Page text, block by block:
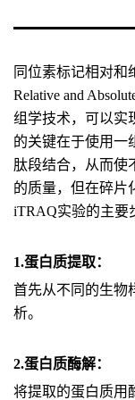
同位素标记相对和
Relative and
组学技术，可以实
的关键在于使用一
肽段结合，从而使
的质量，但在碎片
iTRAQ实验的主要
1.蛋白质提取：
首先从不同的生物
析。
2.蛋白质酶解：
将提取的蛋白质用